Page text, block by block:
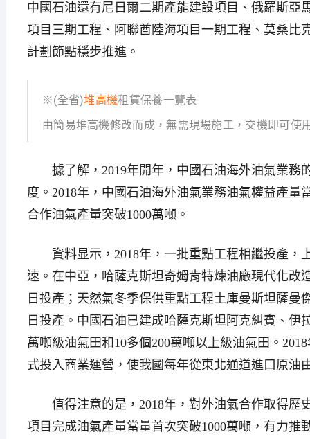
中國石油還有尼日爾二期產能建設項目、俄羅斯亞
項目三期工程、阿聯酋陸海項目一期工程、莫桑比
計劃節點穩步推進。
※(全省)堆高機租賃保養一覽表
由簡易堆高機修改而成，無需現場施工，交機即可使
據了解，2019年開年，中國石油海外油氣業務
度。2018年，中國石油海外油氣業務油氣權益產量
合作油氣產量突破1000萬噸。
資料显示，2018年，一批重點工程相繼投產，
速。在中亞，哈薩克斯坦奇姆肯特煉油廠現代化改
日投產；天然氣冬季保供重點工程土庫曼斯坦薩曼
日投產。中國石油已建成哈薩克斯坦阿克糾賓、伊
萬噸級油氣田和10多個200萬噸以上級油氣田。
式投入商業運營，使我國每年從東北通道進口原油
值得注意的是，2018年，對外油氣合作取得歷
項目完成油氣產量當量首次突破1000萬噸，有力推